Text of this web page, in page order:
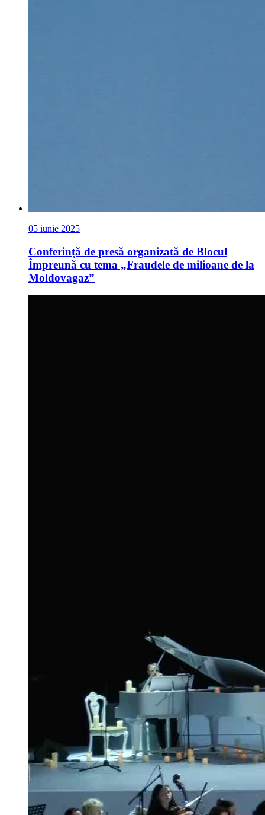
05 iunie 2025
Conferință de presă organizată de Blocul
Împreună cu tema „Fraudele de milioane de la
Moldovagaz”